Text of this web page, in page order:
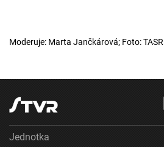
Moderuje: Marta Jančkárová; Foto: TASR
Jednotka